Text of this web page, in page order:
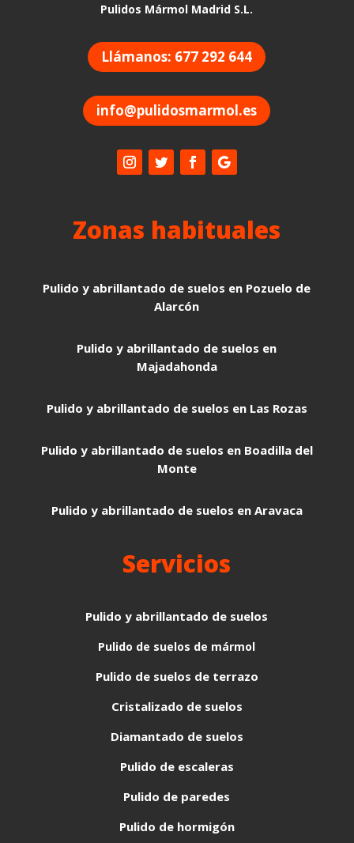
Pulidos Mármol Madrid S.L.
Llámanos: 677 292 644
info@pulidosmarmol.es
Zonas habituales
Pulido y abrillantado de suelos en Pozuelo de
Alarcón
Pulido y abrillantado de suelos en
Majadahonda
Pulido y abrillantado de suelos en Las Rozas
Pulido y abrillantado de suelos en Boadilla del
Monte
Pulido y abrillantado de suelos en Aravaca
Servicios
Pulido y abrillantado de suelos
Pulido de suelos de mármol
Pulido de suelos de terrazo
Cristalizado de suelos
Diamantado de suelos
Pulido de escaleras
Pulido de paredes
Pulido de hormigón